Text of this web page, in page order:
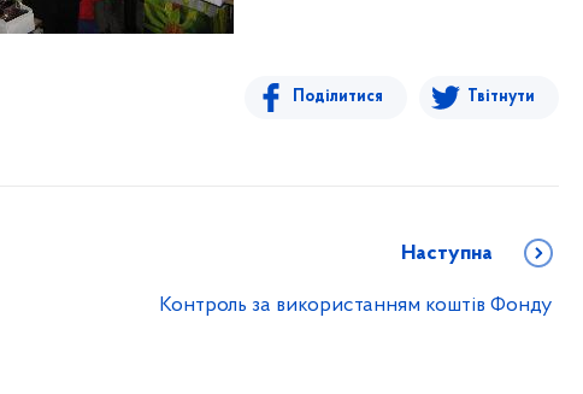
Поділитися Твітнути
Наступна
Контроль за використанням коштів Фонду